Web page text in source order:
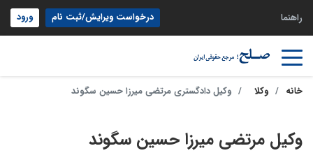
راهنما درخواست ویرایش/ثبت نام ورود
خانه وکلا وکیل دادگستری مرتضی میرزا حسین سگوند
وکیل مرتضی میرزا حسین سگوند